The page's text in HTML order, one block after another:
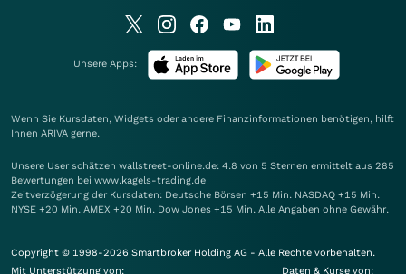
Unsere Apps:
Wenn Sie Kursdaten, Widgets oder andere Finanzinformationen benötigen, hilft
Ihnen ARIVA gerne.
Unsere User schätzen wallstreet-online.de: 4.8 von 5 Sternen ermittelt aus 285
Bewertungen bei www.kagels-trading.de
Zeitverzögerung der Kursdaten: Deutsche Börsen +15 Min. NASDAQ +15 Min.
NYSE +20 Min. AMEX +20 Min. Dow Jones +15 Min. Alle Angaben ohne Gewähr.
Copyright © 1998-2026 Smartbroker Holding AG - Alle Rechte vorbehalten.
Mit Unterstützung von:
Daten & Kurse von: